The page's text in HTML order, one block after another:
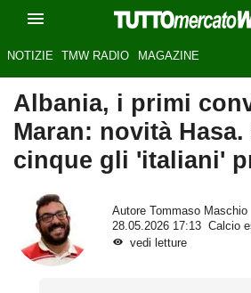
NOTIZIE TMW RADIO MAGAZINE
Albania, i primi
Maran: novità Hasa.
cinque gli 'italiani'
Autore
Tommaso Maschio
28.05.2026 17:13
Calcio
vedi letture